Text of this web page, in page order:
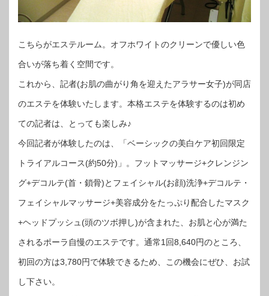
こちらがエステルーム。オフホワイトのクリーンで優しい色
合いが落ち着く空間です。
これから、記者(お肌の曲がり角を迎えたアラサー女子)が同店
のエステを体験いたします。本格エステを体験するのは初め
ての記者は、とっても楽しみ♪
今回記者が体験したのは、「ベーシックの美白ケア初回限定
トライアルコース(約50分)」。フットマッサージ+クレンジン
グ+デコルテ(首・鎖骨)とフェイシャル(お顔)洗浄+デコルテ・
フェイシャルマッサージ+美容成分をたっぷり配合したマスク
+ヘッドプッシュ(頭のツボ押し)が含まれた、お肌と心が満た
されるポーラ自慢のエステです。通常1回8,640円のところ、
初回の方は3,780円で体験できるため、この機会にぜひ、お試
し下さい。